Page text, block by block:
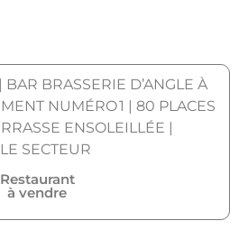
Restaurant
à vendre